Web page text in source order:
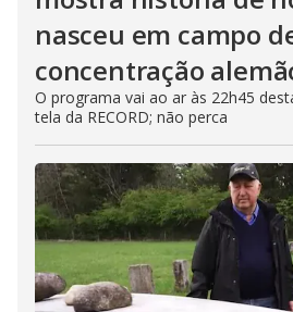
nasceu em campo
concentração
O programa vai ao ar às 22h45
tela da RECORD; não perca